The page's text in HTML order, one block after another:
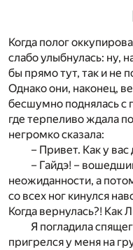
Когда полог
слабо улыбнулась: ну,
бы прямо тут, так и не
Однако они, наконец,
бесшумно поднялась с
где терпеливо ждала
негромко сказала:
– Привет. Как у вас
– Гайдэ! –
неожиданности, а
со всех ног кинулся
Когда вернулась?! Как
Я погладила
пригрелся у меня на